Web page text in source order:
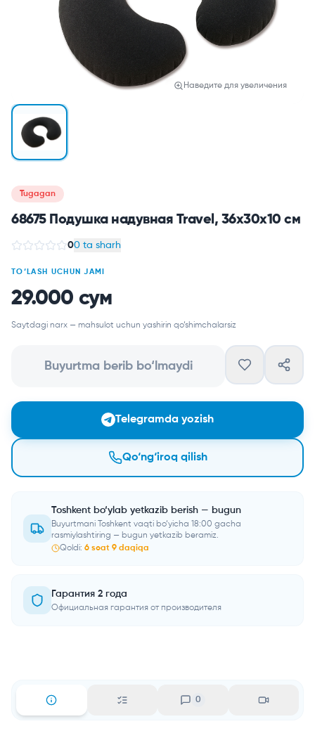
Наведите для увеличения
Tugagan
68675 Подушка надувная Travel, 36х30х10 см
00 ta sharh
TO‘LASH UCHUN JAMI
29.000 сум
Saytdagi narx — mahsulot uchun yashirin qo‘shimchalarsiz
Buyurtma berib bo‘lmaydi
Telegramda yozish
Qo‘ng‘iroq qilish
Toshkent bo‘ylab yetkazib berish — bugun
Buyurtmani Toshkent vaqti bo‘yicha 18:00 gacha
rasmiylashtiring — bugun yetkazib beramiz.
Qoldi: 6 soat 9 daqiqa
Гарантия 2 года
Официальная гарантия от производителя
0